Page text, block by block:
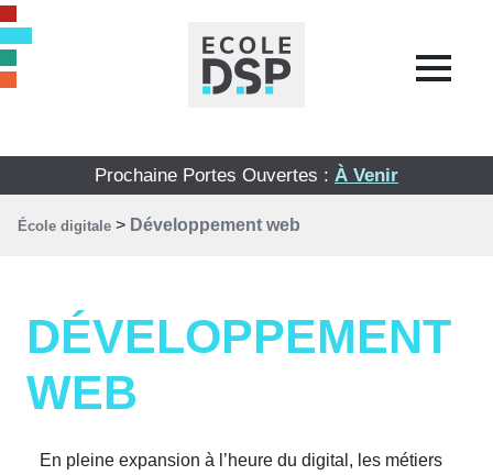
Prochaine Portes Ouvertes : À Venir
École digitale > Développement web
DÉVELOPPEMENT
WEB
En pleine expansion à l’heure du digital, les métiers